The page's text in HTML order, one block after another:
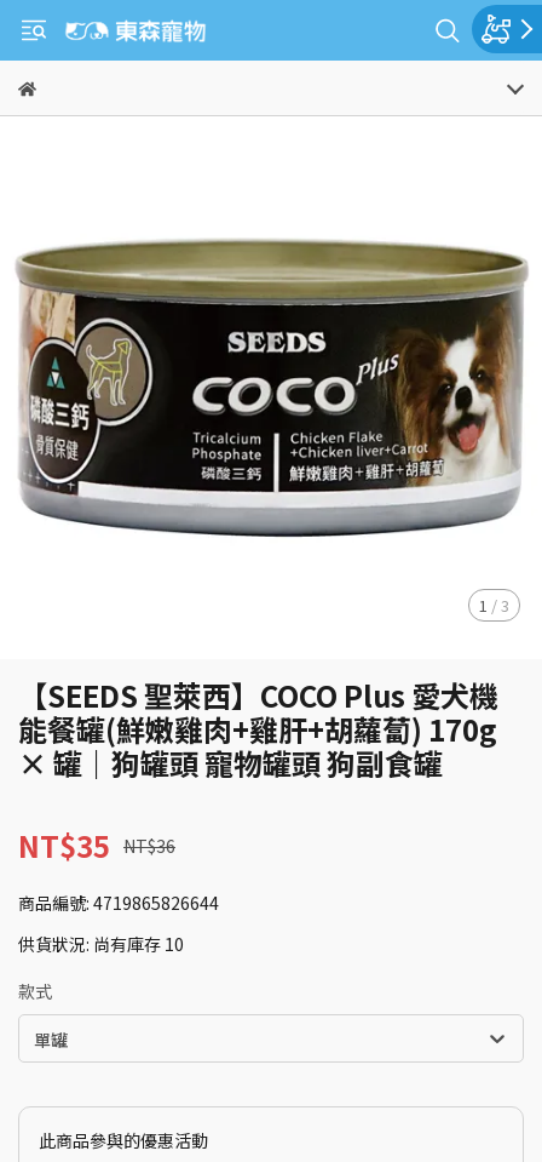
1 /3
【SEEDS 聖萊西】COCO Plus 愛犬機
能餐罐(鮮嫩雞肉+雞肝+胡蘿蔔) 170g
× 罐｜狗罐頭 寵物罐頭 狗副食罐
NT$35 NT$36
商品編號: 4719865826644
供貨狀況: 尚有庫存 10
款式
單罐
此商品參與的優惠活動